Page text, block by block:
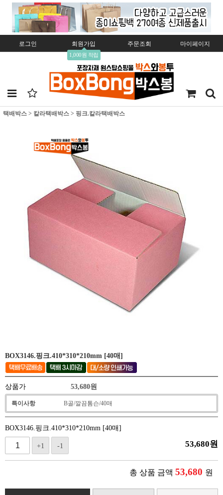
로그인 회원가입
1,000원 적립
주문조회 마이페이지
택배박스 > 칼라택배박스 > 핑크.칼라택배박스
BOX3146.핑크.410*310*210mm [40매]
상품가 53,680원
특이사항 B골/깔끔톰슨/40매
BOX3146.핑크.410*310*210mm [40매]
+1 -1 53,680원
총 상품 금액 53,680 원